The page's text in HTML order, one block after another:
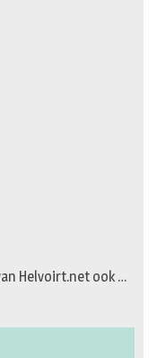
Helvoirt.net ook …